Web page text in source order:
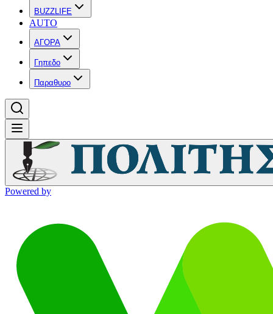
BUZZLIFE
AUTO
ΑΓΟΡΑ
Γηπεδο
Παραθυρο
Powered by